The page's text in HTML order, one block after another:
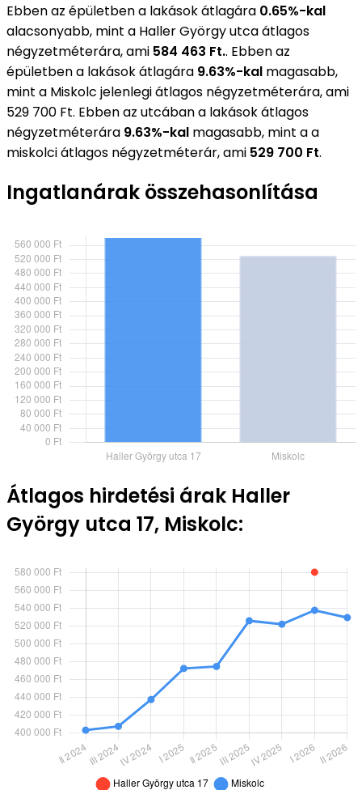
Ebben az épületben a lakások átlagára 0.65%-kal
alacsonyabb, mint a Haller György utca átlagos
négyzetméterára, ami 584 463 Ft.. Ebben az
épületben a lakások átlagára 9.63%-kal magasabb,
mint a Miskolc jelenlegi átlagos négyzetméterára, ami
529 700 Ft. Ebben az utcában a lakások átlagos
négyzetméterára 9.63%-kal magasabb, mint a a
miskolci átlagos négyzetméterár, ami 529 700 Ft.
Ingatlanárak összehasonlítása
Átlagos hirdetési árak Haller
György utca 17, Miskolc: